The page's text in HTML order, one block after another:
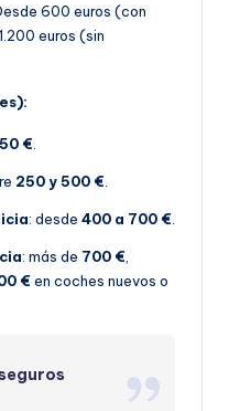
600 euros (con
euros (sin
€
250 y 500 €
: desde 400 a 700 €
: más de 700 €
€ en coches nuevos o